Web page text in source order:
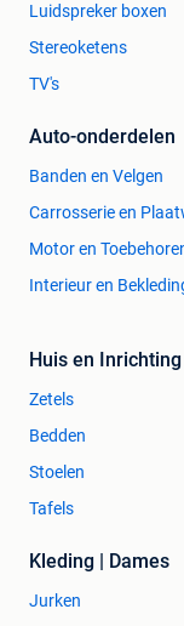
Luidspreker boxen
Stereoketens
TV's
Auto-onderdelen
Banden en Velgen
Carrosserie en
Motor en
Interieur en
Huis en Inrichting
Zetels
Bedden
Stoelen
Tafels
Kleding | Dames
Jurken